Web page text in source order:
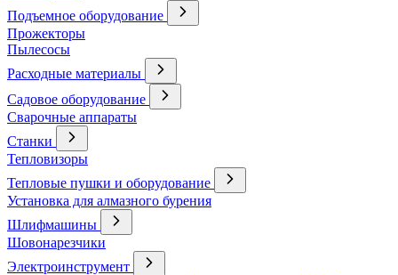
Подъемное оборудование
Прожекторы
Пылесосы
Расходные материалы
Садовое оборудование
Сварочные аппараты
Станки
Тепловизоры
Тепловые пушки и оборудование
Установка для алмазного бурения
Шлифмашины
Шовонарезчики
Электроинструмент